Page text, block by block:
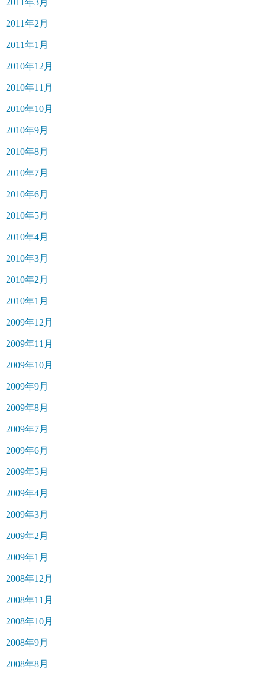
2011年2月
2011年1月
2010年12月
2010年11月
2010年10月
2010年9月
2010年8月
2010年7月
2010年6月
2010年5月
2010年4月
2010年3月
2010年2月
2010年1月
2009年12月
2009年11月
2009年10月
2009年9月
2009年8月
2009年7月
2009年6月
2009年5月
2009年4月
2009年3月
2009年2月
2009年1月
2008年12月
2008年11月
2008年10月
2008年9月
2008年8月